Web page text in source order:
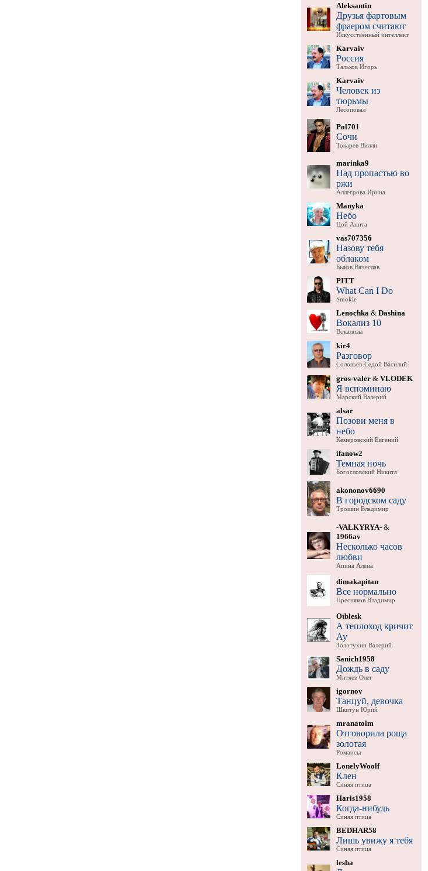
Aleksantin
Друзья фартовым
фраером считают
Искусственный интеллект
Karvaiv
Россия
Тальков Игорь
Karvaiv
Человек из
тюрьмы
Лесоповал
Pol701
Сочи
Токарев Вилли
marinka9
Над пропастью во
ржи
Аллегрова Ирина
Manyka
Небо
Цой Анита
vas707356
Назову тебя
облаком
Быков Вячеслав
PITT
What Can I Do
Smokie
Lenochka & Dashina
Вокализ 10
Вокализы
kir4
Разговор
Соловьев-Седой Василий
gros-valer& VLODEK
Я вспоминаю
Марский Валерий
alsar
Позови меня в
небо
Кемеровский Евгений
ifanow2
Темная ночь
Богословский Никита
akononov6690
В городском саду
Трошин Владимир
-VALKYRYA-&
1966av
Несколько часов
любви
Апина Алена
dimakapitan
Все нормально
Пресняков Владимир
Otblesk
А теплоход кричит
Ау
Золотухин Валерий
Sanich1958
Дождь в саду
Митяев Олег
igornov
Танцуй, девочка
Шкитун Юрий
mranatolm
Отговорила роща
золотая
Романсы
LonelyWoolf
Клен
Синяя птица
Haris1958
Когда-нибудь
Синяя птица
BEDHAR58
Лишь увижу я тебя
Синяя птица
lesha